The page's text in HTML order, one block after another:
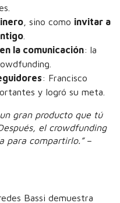
, sino como invitar a
la comunicación: la
: Francisco
y logró su meta.
gran producto que tú
el crowdfunding
para compartirlo.”–
Bassi demuestra